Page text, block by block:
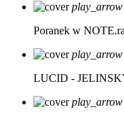
play_arrow
Poranek w
play_arrow
LUCID -
play_arrow